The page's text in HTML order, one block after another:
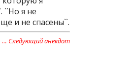
``Но я не
и не спасены``.
… Следующий анекдот